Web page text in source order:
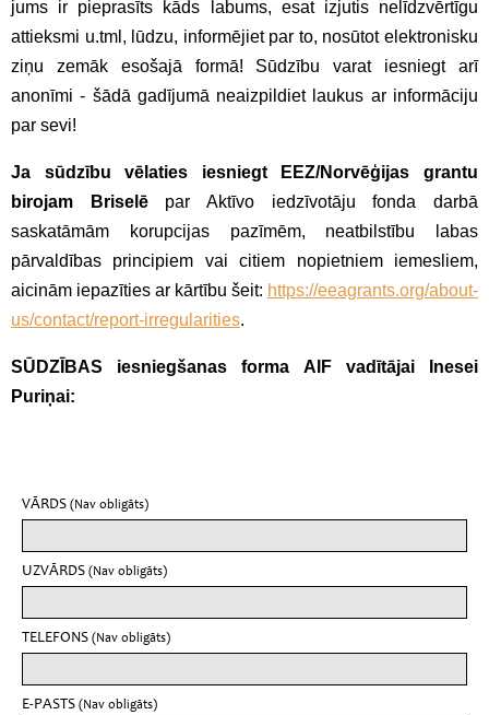
jums ir pieprasīts kāds labums, esat izjutis nelīdzvērtīgu
attieksmi u.tml, lūdzu, informējiet par to, nosūtot elektronisku
ziņu zemāk esošajā formā! Sūdzību varat iesniegt arī
anonīmi - šādā gadījumā neaizpildiet laukus ar informāciju
par sevi!
Ja sūdzību vēlaties iesniegt EEZ/Norvēģijas grantu
birojam Briselē par Aktīvo iedzīvotāju fonda darbā
saskatāmām korupcijas pazīmēm, neatbilstību labas
pārvaldības principiem vai citiem nopietniem iemesliem,
aicinām iepazīties ar kārtību šeit: https://eeagrants.org/about-
us/contact/report-irregularities.
SŪDZĪBAS iesniegšanas forma AIF vadītājai Inesei
Puriņai:
VĀRDS (Nav obligāts)
UZVĀRDS (Nav obligāts)
TELEFONS (Nav obligāts)
E-PASTS (Nav obligāts)